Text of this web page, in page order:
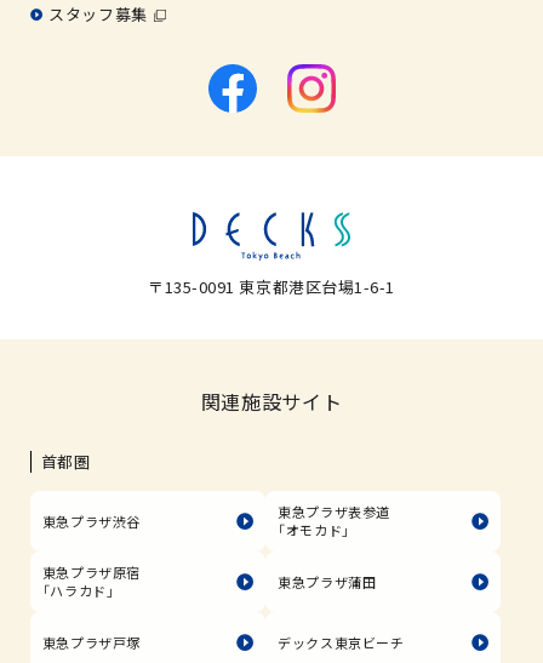
スタッフ募集
〒135-0091 東京都港区台場1-6-1
関連施設サイト
首都圏
東急プラザ渋谷
東急プラザ表参道
「オモカド」
東急プラザ原宿
「ハラカド」
東急プラザ蒲田
東急プラザ戸塚 デックス東京ビーチ